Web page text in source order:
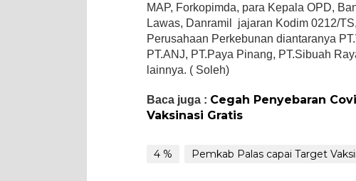
MAP, Forkopimda, para Kepala OPD,
Lawas, Danramil jajaran Kodim 0212/
Perusahaan Perkebunan diantaranya
PT.ANJ, PT.Paya Pinang, PT.Sibuah
lainnya. ( Soleh)
Baca juga : Cegah Penyebaran
Vaksinasi Gratis
4 % Pemkab Palas capai Target